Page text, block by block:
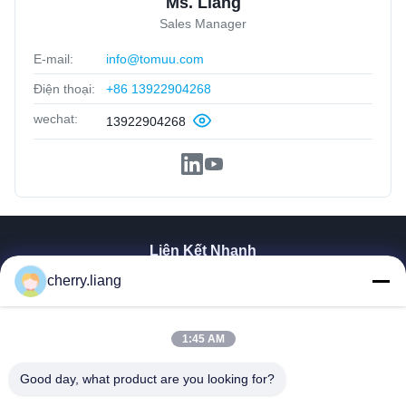
Sales Manager
E-mail: info@tomuu.com
Điện thoại: +86 13922904268
wechat: 13922904268
Liên Kết Nhanh
Sản Phẩm
Hướng Dẫn VR
Về Chúng Tôi
Liên Hệ Chúng Tôi
cherry.liang
1:45 AM
Good day, what product are you looking for?